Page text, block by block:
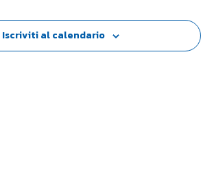
Iscriviti al calendario